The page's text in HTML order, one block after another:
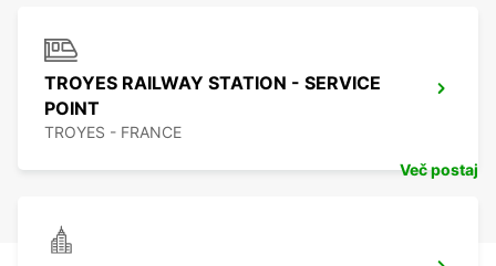
TROYES RAILWAY STATION - SERVICE
POINT
TROYES - FRANCE
Več postaj